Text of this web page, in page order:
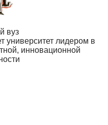
вуз
университет лидером в
инновационной